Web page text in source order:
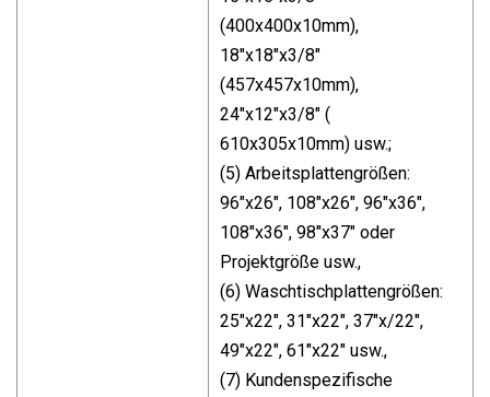
(400x400x10mm),
18"x18"x3/8"
(457x457x10mm),
24"x12"x3/8" (
610x305x10mm) usw.;
(5) Arbeitsplattengrößen:
96"x26", 108"x26", 96"x36",
108"x36", 98"x37" oder
Projektgröße usw.,
(6) Waschtischplattengrößen:
25"x22", 31"x22", 37"x/22",
49"x22", 61"x22" usw.,
(7) Kundenspezifische